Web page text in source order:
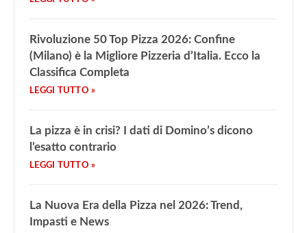
Rivoluzione 50 Top Pizza 2026: Confine
(Milano) è la Migliore Pizzeria d’Italia. Ecco la
Classifica Completa
La pizza è in crisi? I dati di Domino’s dicono
l’esatto contrario
La Nuova Era della Pizza nel 2026: Trend,
Impasti e News